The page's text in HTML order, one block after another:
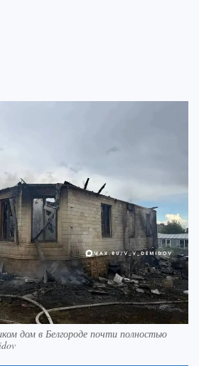
дом в Белгороде почти полностью